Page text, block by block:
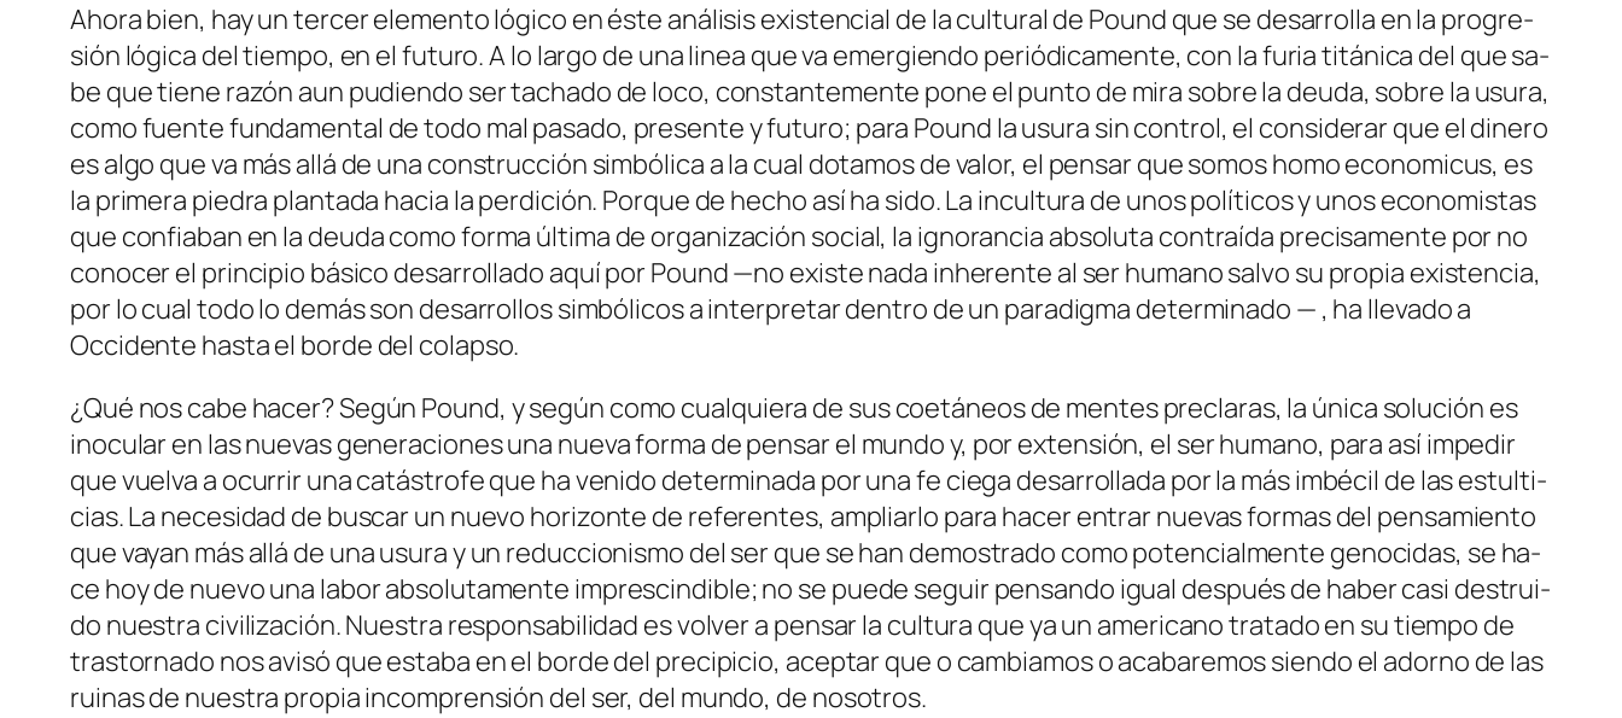
Ahora bien, hay un ter­cer ele­men­to ló­gi­co en és­te aná­li­sis exis­ten­cial de la cul­tu­ral de Pound que se de­sa­rro­lla en la pro­gre­
sión ló­gi­ca del tiem­po, en el fu­tu­ro. A lo lar­go de una li­nea que va emer­gien­do pe­rió­di­ca­men­te, con la fu­ria ti­tá­ni­ca del que sa­
be que tie­ne ra­zón aun pu­dien­do ser ta­cha­do de lo­co, cons­tan­te­men­te po­ne el pun­to de mi­ra so­bre la deu­da, so­bre la usu­ra,
co­mo fuen­te fun­da­men­tal de to­do mal pa­sa­do, pre­sen­te y fu­tu­ro; pa­ra Pound la usu­ra sin con­trol, el con­si­de­rar que el di­ne­ro
es al­go que va más allá de una cons­truc­ción sim­bó­li­ca a la cual do­ta­mos de va­lor, el pen­sar que so­mosho­mo eco­no­mi­cus, es
la pri­me­ra pie­dra plan­ta­da ha­cia la per­di­ción. Porque de he­cho así ha si­do. La in­cul­tu­ra de unos po­lí­ti­cos y unos eco­no­mis­tas
que con­fia­ban en la deu­da co­mo for­ma úl­ti­ma de or­ga­ni­za­ción so­cial, la ig­no­ran­cia ab­so­lu­ta con­traí­da pre­ci­sa­men­te por no
co­no­cer el prin­ci­pio bá­si­co de­sa­rro­lla­do aquí por Pound —no exis­te na­da inhe­ren­te al ser hu­mano sal­vo su pro­pia exis­ten­cia,
por lo cual to­do lo de­más son de­sa­rro­llos sim­bó­li­cos a in­ter­pre­tar den­tro de un pa­ra­dig­ma de­ter­mi­na­do — , ha lle­va­do a
Occidente has­ta el bor­de del colapso.
¿Qué nos ca­be ha­cer? Según Pound, y se­gún co­mo cual­quie­ra de sus coe­tá­neos de men­tes pre­cla­ras, la úni­ca so­lu­ción es
ino­cu­lar en las nue­vas ge­ne­ra­cio­nes una nue­va for­ma de pen­sar el mun­do y, por ex­ten­sión, el ser hu­mano, pa­ra así im­pe­dir
que vuel­va a ocu­rrir una ca­tás­tro­fe que ha ve­ni­do de­ter­mi­na­da por una fe cie­ga de­sa­rro­lla­da por la más im­bé­cil de las es­tul­ti­
cias. La ne­ce­si­dad de bus­car un nue­vo ho­ri­zon­te de re­fe­ren­tes, am­pliar­lo pa­ra ha­cer en­trar nue­vas for­mas del pen­sa­mien­to
que va­yan más allá de una usu­ra y un re­duc­cio­nis­mo del ser que se han de­mos­tra­do co­mo po­ten­cial­men­te ge­no­ci­das, se ha­
ce hoy de nue­vo una la­bor ab­so­lu­ta­men­te im­pres­cin­di­ble; no se pue­de se­guir pen­san­do igual des­pués de ha­berca­si des­trui­
do nues­tra ci­vi­li­za­ción. Nuestra res­pon­sa­bi­li­dad es vol­ver a pen­sar la cul­tu­ra que ya un ame­ri­cano tra­ta­do en su tiem­po de
tras­tor­na­do nos avi­só que es­ta­ba en el bor­de del pre­ci­pi­cio, acep­tar que o cam­bia­mos o aca­ba­re­mos sien­do el adorno de las
rui­nas de nues­tra pro­pia in­com­pren­sión del ser, del mun­do, de nosotros.